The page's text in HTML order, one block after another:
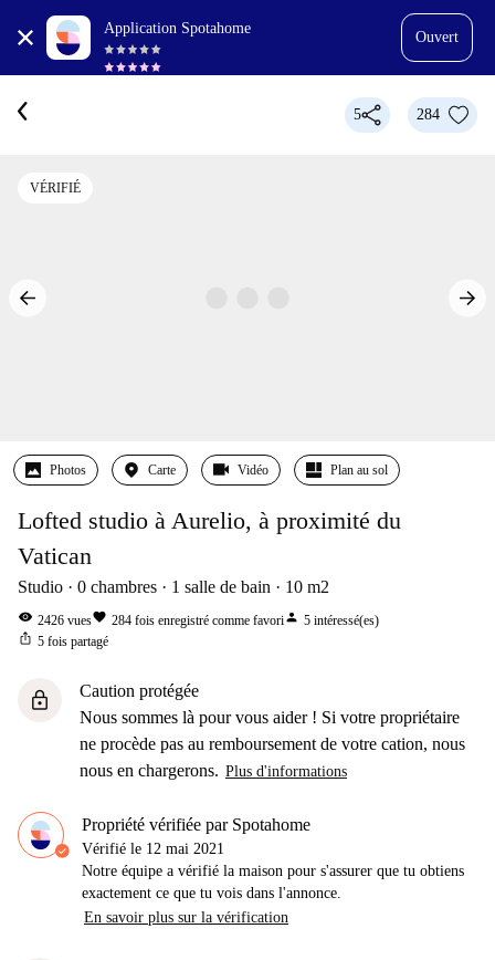
Application Spotahome
Ouvert
5 284
VÉRIFIÉ
Photos Carte Vidéo Plan au sol
Lofted studio à Aurelio, à proximité du
Vatican
Studio 0 chambres 1 salle de bain 10 m2
visibility 2426 vuesfavorite 284 fois enregistré comme favoriperson 5 intéressé(es)
ios_share 5 fois partagé
lock
Caution protégée
Nous sommes là pour vous aider ! Si votre propriétaire
ne procède pas au remboursement de votre cation, nous
nous en chargerons. Plus d'informations
Propriété vérifiée par Spotahome
Vérifié le 12 mai 2021
Notre équipe a vérifié la maison pour s'assurer que tu obtiens
exactement ce que tu vois dans l'annonce.
En savoir plus sur la vérification